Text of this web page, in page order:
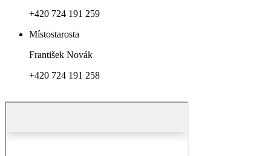
+420 724 191 259
Místostarosta
František Novák
+420 724 191 258